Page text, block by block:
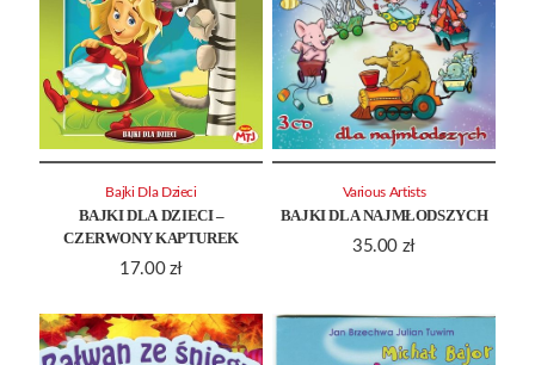
BAJKI DLA DZIECI –
CZERWONY KAPTUREK
17.00 zł
Bajki Dla Dzieci
BAJKI DLA NAJMŁODSZYCH
35.00 zł
Various Artists